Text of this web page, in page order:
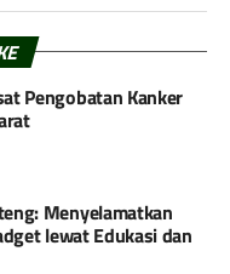
Pengobatan Kanker
Menyelamatkan
lewat Edukasi dan